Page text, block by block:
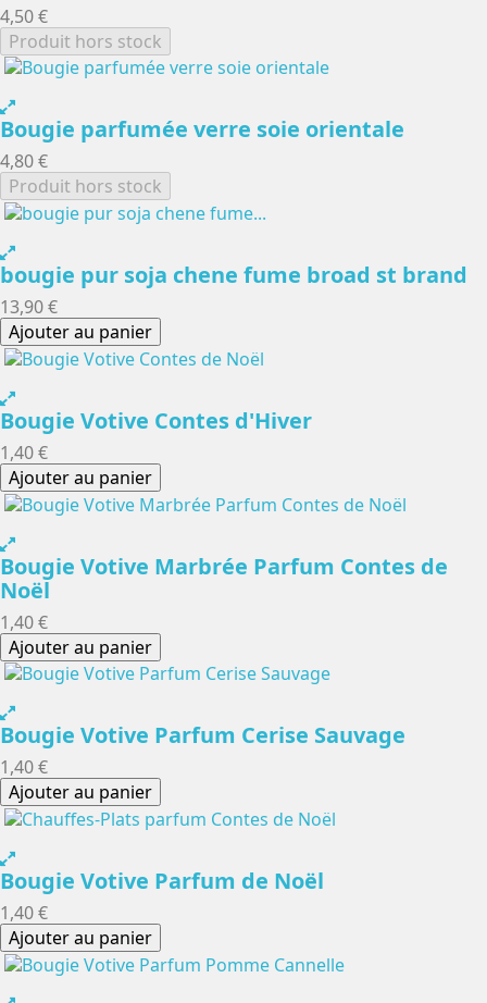
4,50 €
Produit hors stock
Bougie parfumée verre soie orientale
4,80 €
Produit hors stock
bougie pur soja chene fume broad st brand
13,90 €
Ajouter au panier
Bougie Votive Contes d'Hiver
1,40 €
Ajouter au panier
Bougie Votive Marbrée Parfum Contes de
Noël
1,40 €
Ajouter au panier
Bougie Votive Parfum Cerise Sauvage
1,40 €
Ajouter au panier
Bougie Votive Parfum de Noël
1,40 €
Ajouter au panier